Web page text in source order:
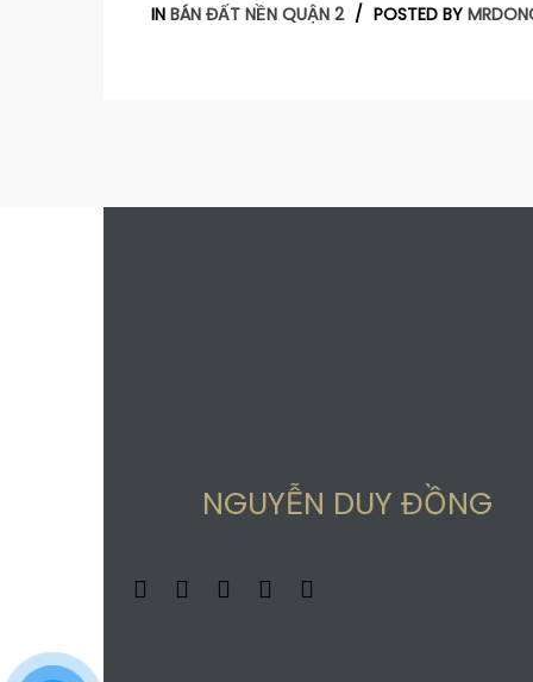
IN BÁN ĐẤT NỀN QUẬN 2 POSTED BY
NGUYỄN DUY ĐỒNG